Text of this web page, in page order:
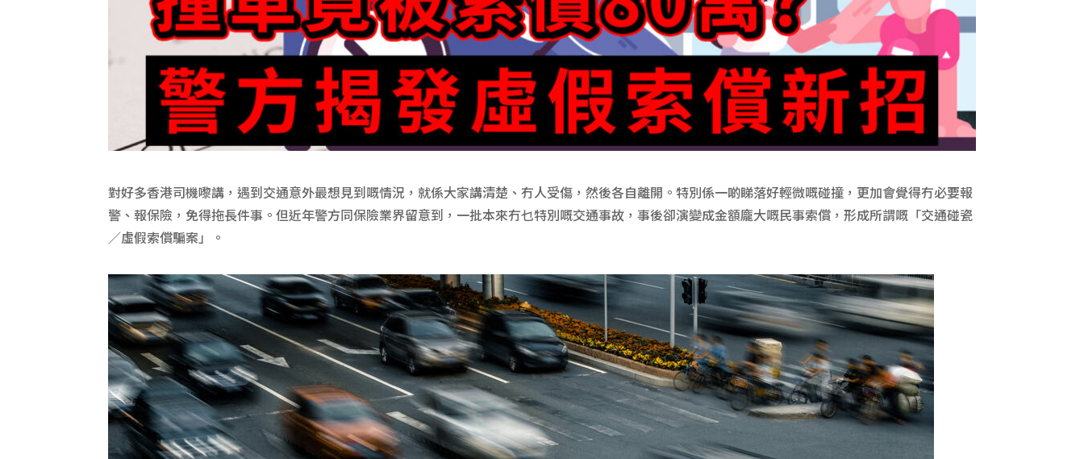
對好多香港司機嚟講，遇到交通意外最想見到嘅情況，就係大家講清楚、冇人受傷，然後各自離開。特別係一啲睇落好輕微嘅碰撞，更加會覺得冇必要報
警、報保險，免得拖長件事。但近年警方同保險業界留意到，一批本來冇乜特別嘅交通事故，事後卻演變成金額龐大嘅民事索償，形成所謂嘅「交通碰瓷
／虛假索償騙案」。